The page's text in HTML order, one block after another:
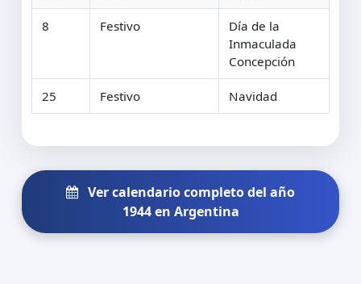
8 Festivo
Día de la
Inmaculada
Concepción
25 Festivo Navidad
Ver calendario completo del año
1944 en Argentina